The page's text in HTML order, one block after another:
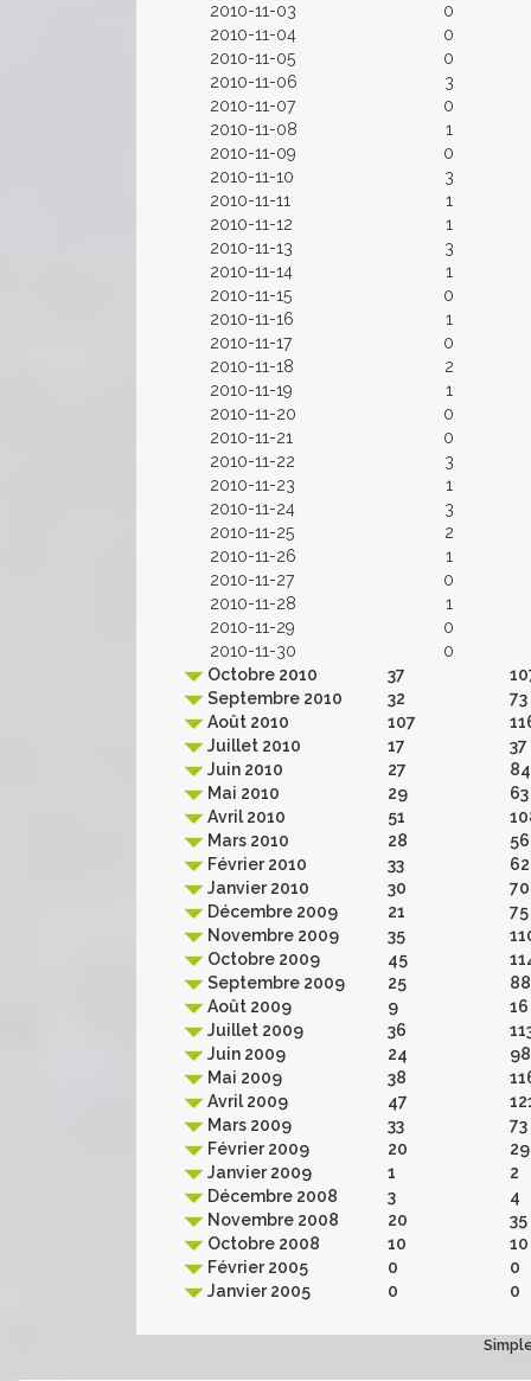
2010-11-03
0
2010-11-04
0
2010-11-05
0
2010-11-06
3
2010-11-07
0
2010-11-08
1
2010-11-09
0
2010-11-10
3
2010-11-11
1
2010-11-12
1
2010-11-13
3
2010-11-14
1
2010-11-15
0
2010-11-16
1
2010-11-17
0
2010-11-18
2
2010-11-19
1
2010-11-20
0
2010-11-21
0
2010-11-22
3
2010-11-23
1
2010-11-24
3
2010-11-25
2
2010-11-26
1
2010-11-27
0
2010-11-28
1
2010-11-29
0
2010-11-30
0
Octobre 2010
37
Septembre 2010
32
73
Août 2010
107
Juillet 2010
17
37
Juin 2010
27
84
Mai 2010
29
63
Avril 2010
51
Mars 2010
28
56
Février 2010
33
62
Janvier 2010
30
70
Décembre 2009
21
75
Novembre 2009
35
Octobre 2009
45
Septembre 2009
25
88
Août 2009
9
16
Juillet 2009
36
Juin 2009
24
98
Mai 2009
38
Avril 2009
47
Mars 2009
33
73
Février 2009
20
29
Janvier 2009
1
2
Décembre 2008
3
4
Novembre 2008
20
35
Octobre 2008
10
10
Février 2005
0
0
Janvier 2005
0 0